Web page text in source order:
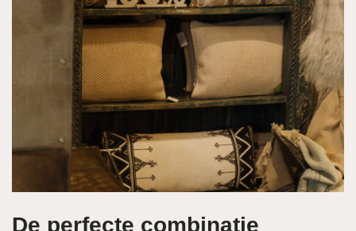
De perfecte combinatie